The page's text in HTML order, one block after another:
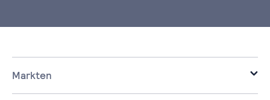
Markten
it voor de zakelijke markt.